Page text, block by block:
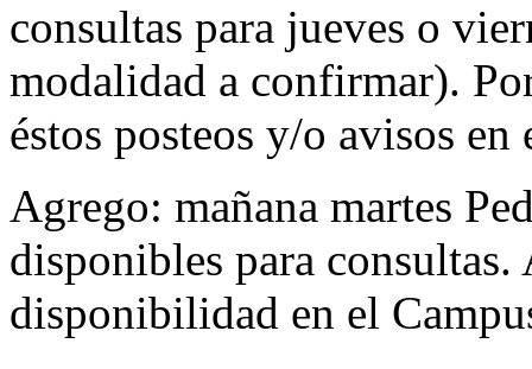
consultas para jueves o
modalidad a confirmar).
éstos posteos y/o avisos en
Agrego: mañana martes
disponibles para
disponibilidad en el